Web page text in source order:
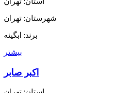
شهرستان: تهران
برند: ابگینه
بیشتر
اکبر صابر